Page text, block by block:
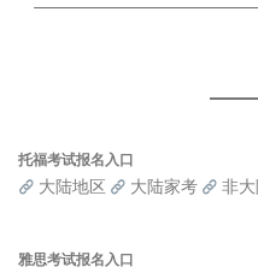
托福考试报名入口
大陆地区 大陆家考 非
雅思考试报名入口